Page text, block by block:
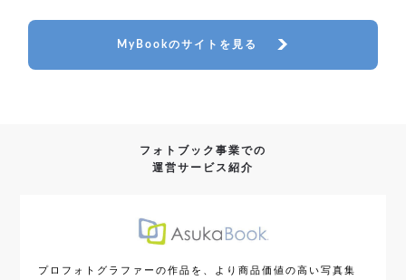
MyBookのサイトを見る
フォトブック事業での
運営サービス紹介
プロフォトグラファーの作品を、より商品価値の高い写真集